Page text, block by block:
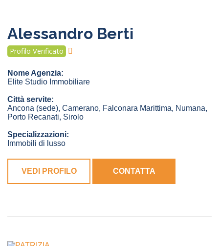
Alessandro Berti
Profilo Verificato
Nome Agenzia:
Elite Studio Immobiliare
Città servite:
Ancona (sede), Camerano, Falconara Marittima, Numana,
Porto Recanati, Sirolo
Specializzazioni:
Immobili di lusso
VEDI PROFILO CONTATTA